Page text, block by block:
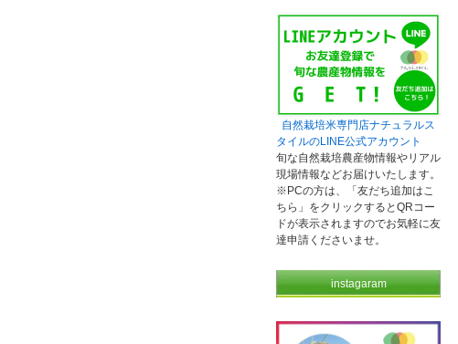
自然栽培米専門店ナチュラルス
タイルのLINE公式アカウント
旬な自然栽培農産物情報やリアル
現場情報などお届けいたします。
※PCの方は、「友だち追加はこ
ちら」をクリックするとQRコー
ドが表示されますのでお気軽に友
達申請くださいませ。
instagaram